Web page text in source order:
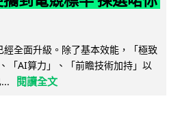
全面升級。除了基本效能，「極致
「AI算力」、「前瞻技術加持」以
閱讀全文